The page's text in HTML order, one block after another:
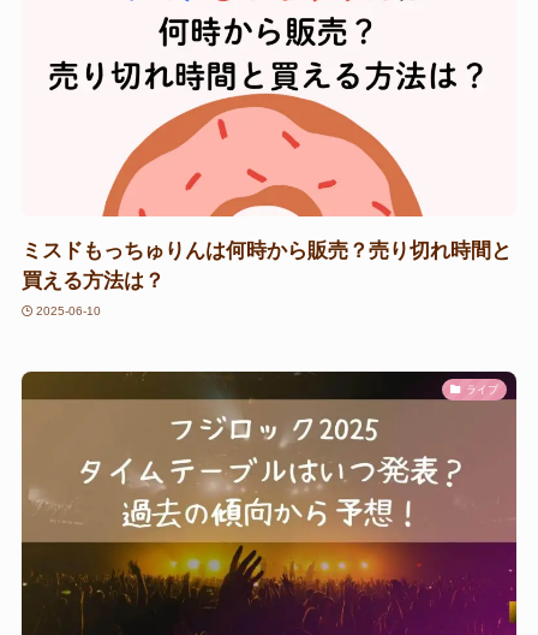
ミスドもっちゅりんは何時から販売？売り切れ時間と
買える方法は？
2025-06-10
ライブ